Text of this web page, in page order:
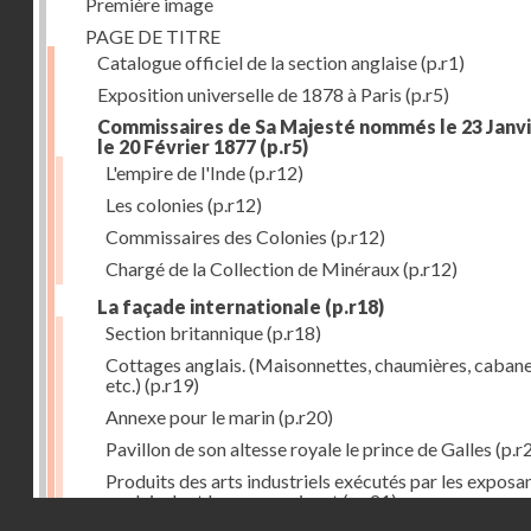
PAGE DE TITRE
Catalogue officiel de la section anglaise(p.r1)
Exposition universelle de 1878 à Paris (p.r5)
Commissaires de Sa Majesté nommés le 23
le 20 Février 1877 (p.r5)
L'empire de l'Inde(p.r12)
Les colonies (p.r12)
Commissaires des Colonies (p.r12)
Chargé de la Collection de Minéraux(p.r12)
La façade internationale (p.r18)
Section britannique(p.r18)
Cottages anglais. (Maisonnettes, chaumières,
etc.) (p.r19)
Annexe pour le marin(p.r20)
Pavillon de son altesse royale le prince de Galles
Produits des arts industriels exécutés par les
anglais dont les noms suivent(p.r21)